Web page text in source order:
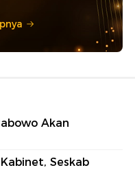
Akan
Seskab